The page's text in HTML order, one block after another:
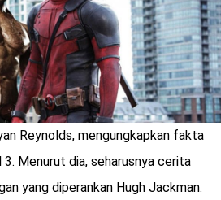
Reynolds, mengungkapkan fakta
Menurut dia, seharusnya cerita
yang diperankan Hugh Jackman.